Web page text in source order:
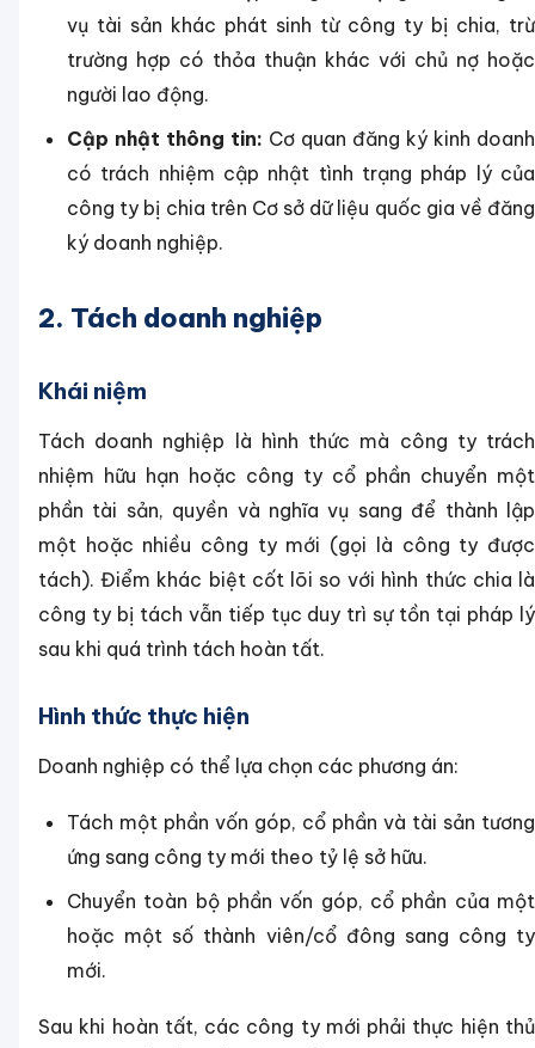
vụ tài sản khác phát sinh từ công ty bị chia, trừ
trường hợp có thỏa thuận khác với chủ nợ hoặc
người lao động.
Cập nhật thông tin: Cơ quan đăng ký kinh doanh
có trách nhiệm cập nhật tình trạng pháp lý của
công ty bị chia trên Cơ sở dữ liệu quốc gia về đăng
ký doanh nghiệp.
2. Tách doanh nghiệp
Khái niệm
Tách doanh nghiệp là hình thức mà công ty trách
nhiệm hữu hạn hoặc công ty cổ phần chuyển một
phần tài sản, quyền và nghĩa vụ sang để thành lập
một hoặc nhiều công ty mới (gọi là công ty được
tách). Điểm khác biệt cốt lõi so với hình thức chia là
công ty bị tách vẫn tiếp tục duy trì sự tồn tại pháp lý
sau khi quá trình tách hoàn tất.
Hình thức thực hiện
Doanh nghiệp có thể lựa chọn các phương án:
Tách một phần vốn góp, cổ phần và tài sản tương
ứng sang công ty mới theo tỷ lệ sở hữu.
Chuyển toàn bộ phần vốn góp, cổ phần của một
hoặc một số thành viên/cổ đông sang công ty
mới.
Sau khi hoàn tất, các công ty mới phải thực hiện thủ